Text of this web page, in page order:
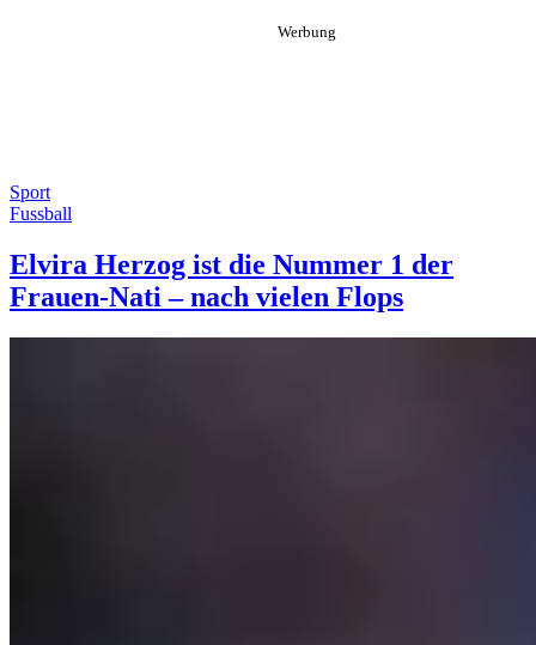
Sport
Fussball
Elvira Herzog ist die Nummer 1 der
Frauen-Nati – nach vielen Flops